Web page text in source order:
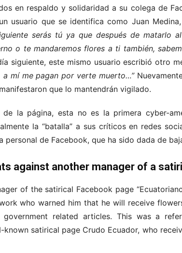
en respaldo y solidaridad a su colega de
usuario que se identifica como Juan
serás tú ya que después de matarlo
o te mandaremos flores a ti también,
siguiente, este mismo usuario escribió otro
mí me pagan por verte muerto…”
que lo mantendrán vigilado.
de la página, esta no es la primera cyber-
la “batalla” a sus críticos en redes
personal de Facebook, que ha sido dada de
against another manager of a
of the satirical Facebook page
who warned him that he will receive
government related articles. This was a
satirical page Crudo Ecuador, who